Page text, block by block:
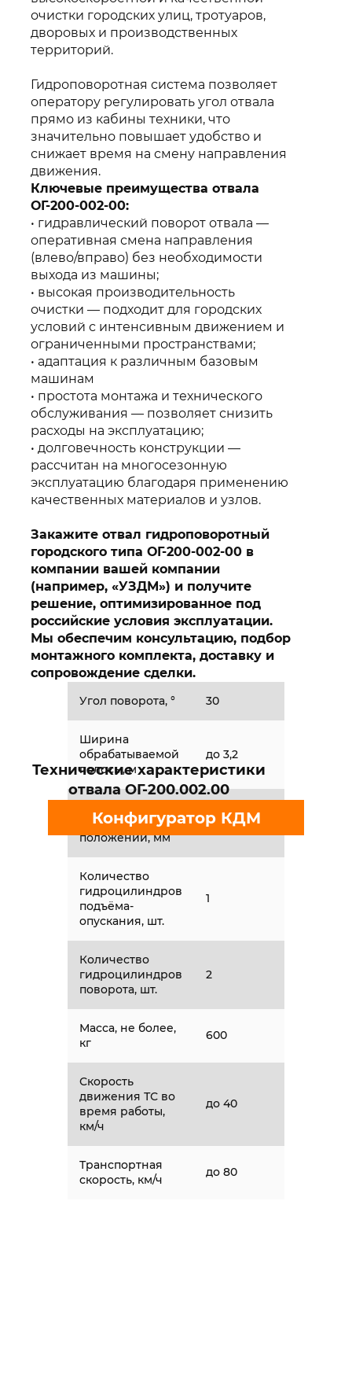
очистки городских улиц, тротуаров,
дворовых и производственных
территорий.
Гидроповоротная система позволяет
оператору регулировать угол отвала
прямо из кабины техники, что
значительно повышает удобство и
снижает время на смену направления
движения.
Ключевые преимущества отвала
ОГ-200-002-00:
гидравлический поворот отвала —
оперативная смена направления
(влево/вправо) без необходимости
выхода из машины;
высокая производительность
очистки — подходит для городских
условий с интенсивным движением и
ограниченными пространствами;
адаптация к различным базовым
машинам
простота монтажа и технического
обслуживания — позволяет снизить
расходы на эксплуатацию;
долговечность конструкции —
рассчитан на многосезонную
эксплуатацию благодаря применению
качественных материалов и узлов.
Закажите отвал гидроповоротный
городского типа ОГ-200-002-00 в
компании вашей компании
(например, «УЗДМ») и получите
решение, оптимизированное под
российские условия эксплуатации.
Мы обеспечим консультацию, подбор
монтажного комплекта, доставку и
сопровождение сделки.
Угол поворота, ° 30
Ширина
обрабатываемой
полосы, м
до 3,2
транспортном
положении, мм
890
Количество
гидроцилиндров
подъёма-
опускания, шт.
1
Количество
гидроцилиндров
поворота, шт.
2
Масса, не более,
кг
600
Скорость
движения ТС во
время работы,
км/ч
до 40
Транспортная
скорость, км/ч
до 80
Технические характеристики
отвала ОГ-200.002.00
Конфигуратор КДМ